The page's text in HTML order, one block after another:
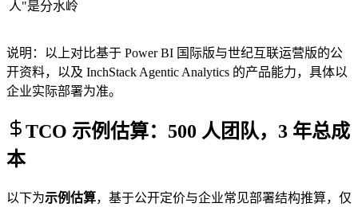
人"是分水岭
说明：以上对比基于 Power BI 国际版与世纪互联运营版的公
开资料，以及 InchStack Agentic Analytics 的产品能力，具体以
企业实际部署为准。
TCO 示例估算：500 人团队，3 年总成
本
以下为示例估算，基于公开定价与企业常见部署结构推算，仅